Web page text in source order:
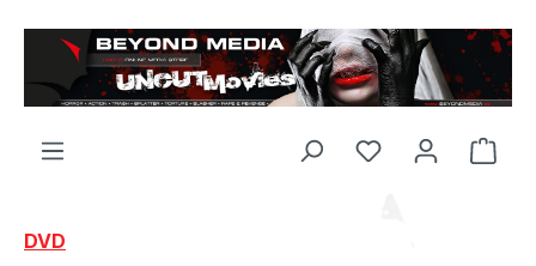
Zum Hauptinhalt springen
DVD